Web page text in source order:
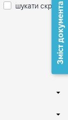
шукати скрізьЗміст документа